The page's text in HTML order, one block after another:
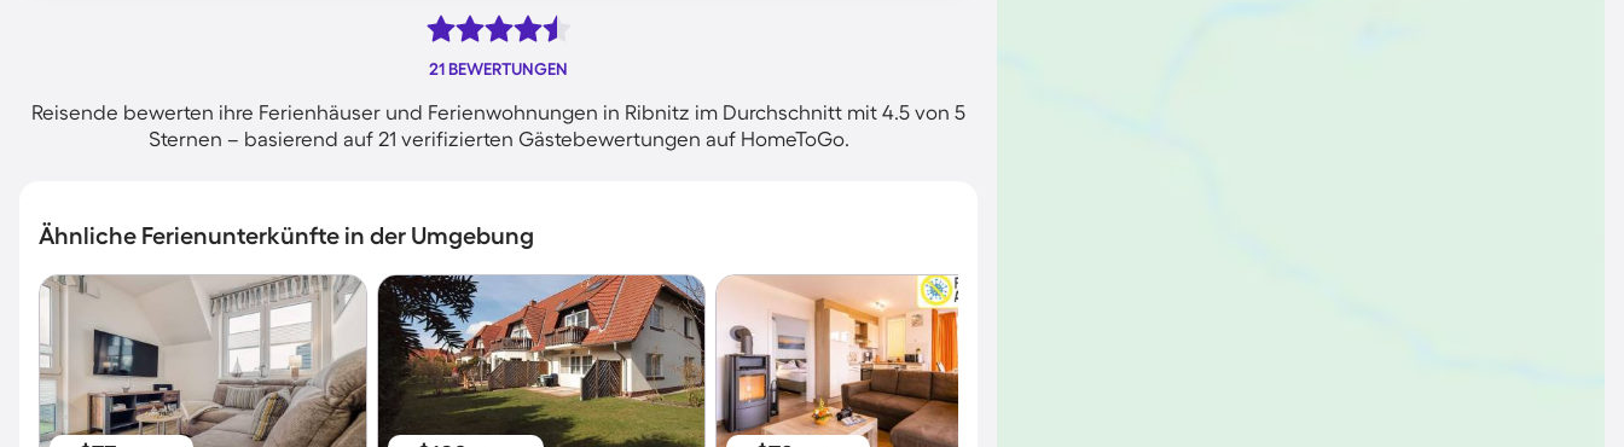
21 BEWERTUNGEN
Reisende bewerten ihre Ferienhäuser und Ferienwohnungen in Ribnitz im Durchschnitt mit 4.5 von 5
Sternen – basierend auf 21 verifizierten Gästebewertungen auf HomeToGo.
Ähnliche Ferienunterkünfte in der Umgebung